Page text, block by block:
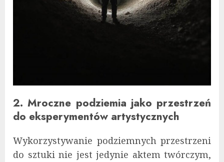
2. Mroczne podziemia jako przestrzeń
do eksperymentów artystycznych
Wykorzystywanie podziemnych przestrzeni
do sztuki nie jest jedynie aktem twórczym,